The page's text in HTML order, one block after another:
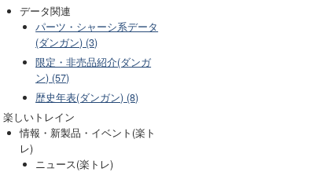
データ関連
パーツ・シャーシ系データ
(ダンガン) (3)
限定・非売品紹介(ダンガ
ン) (57)
歴史年表(ダンガン) (8)
楽しいトレイン
情報・新製品・イベント(楽ト
レ)
ニュース(楽トレ)